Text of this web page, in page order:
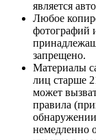
является
Любое
фотографий
запрещено.
Материалы
лиц старше
может
правила
немедленно